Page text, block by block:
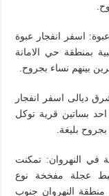
عبوة: اسفر انفجار عبوة
بمنطقة حي الامانة
بينهم نساء بجروح.
شرق ديالى اسفر انفجار
بساتين قرية توكل
بليغة.
في النهروان: تمكنت
عجلة مفخخة نوع
النهروان جنوب